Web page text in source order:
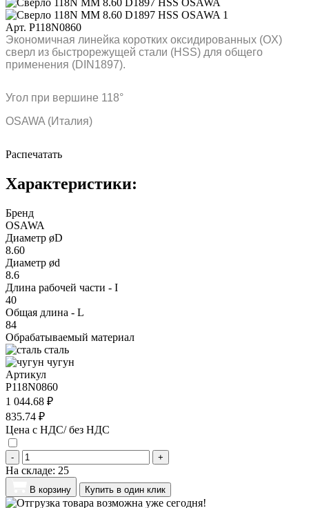
Арт. P118N0860
Экономичная линейка коротких оксидированных (OX)
сверл из быстрорежущей стали (HSS) для общего
применения (DIN1897).
Угол при вершине 118°
OSAWA (Италия)
Распечатать
Характеристики:
Бренд
OSAWA
Диаметр øD
8.60
Диаметр ød
8.6
Длина рабочей части - I
40
Общая длина - L
84
Обрабатываемый материал
сталь
чугун
Артикул
P118N0860
1 044.68 ₽
835.74 ₽
Цена с НДС/ без НДС
- +
На складе: 25
В корзину Купить в один клик